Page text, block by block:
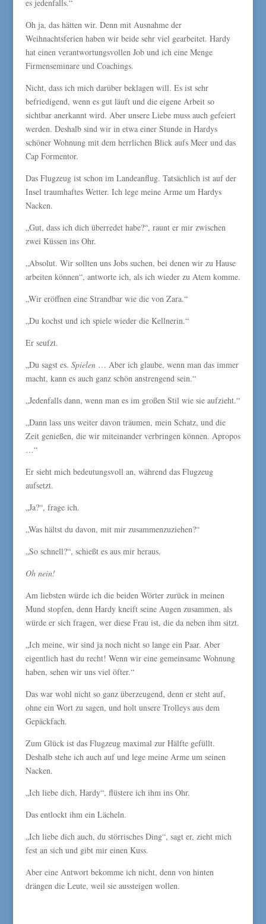
es jedenfalls.“
Oh ja, das hätten wir. Denn mit Ausnahme der
Weihnachtsferien haben wir beide sehr viel gearbeitet. Hardy
hat einen verantwortungsvollen Job und ich eine Menge
Firmenseminare und Coachings.
Nicht, dass ich mich darüber beklagen will. Es ist sehr
befriedigend, wenn es gut läuft und die eigene Arbeit so
sichtbar anerkannt wird. Aber unsere Liebe muss auch gefeiert
werden. Deshalb sind wir in etwa einer Stunde in Hardys
schöner Wohnung mit dem herrlichen Blick aufs Meer und das
Cap Formentor.
Das Flugzeug ist schon im Landeanflug. Tatsächlich ist auf der
Insel traumhaftes Wetter. Ich lege meine Arme um Hardys
Nacken.
„Gut, dass ich dich überredet habe?“, raunt er mir zwischen
zwei Küssen ins Ohr.
„Absolut. Wir sollten uns Jobs suchen, bei denen wir zu Hause
arbeiten können“, antworte ich, als ich wieder zu Atem komme.
„Wir eröffnen eine Strandbar wie die von Zara.“
„Du kochst und ich spiele wieder die Kellnerin.“
Er seufzt.
„Du sagst es. Spielen… Aber ich glaube, wenn man das immer
macht, kann es auch ganz schön anstrengend sein.“
„Jedenfalls dann, wenn man es im großen Stil wie sie aufzieht.“
„Dann lass uns weiter davon träumen, mein Schatz, und die
Zeit genießen, die wir miteinander verbringen können. Apropos
…“
Er sieht mich bedeutungsvoll an, während das Flugzeug
aufsetzt.
„Ja?“, frage ich.
„Was hältst du davon, mit mir zusammenzuziehen?“
„So schnell?“, schießt es aus mir heraus.
Oh nein!
Am liebsten würde ich die beiden Wörter zurück in meinen
Mund stopfen, denn Hardy kneift seine Augen zusammen, als
würde er sich fragen, wer diese Frau ist, die da neben ihm sitzt.
„Ich meine, wir sind ja noch nicht so lange ein Paar. Aber
eigentlich hast du recht! Wenn wir eine gemeinsame Wohnung
haben, sehen wir uns viel öfter.“
Das war wohl nicht so ganz überzeugend, denn er steht auf,
ohne ein Wort zu sagen, und holt unsere Trolleys aus dem
Gepäckfach.
Zum Glück ist das Flugzeug maximal zur Hälfte gefüllt.
Deshalb stehe ich auch auf und lege meine Arme um seinen
Nacken.
„Ich liebe dich, Hardy“, flüstere ich ihm ins Ohr.
Das entlockt ihm ein Lächeln.
„Ich liebe dich auch, du störrisches Ding“, sagt er, zieht mich
fest an sich und gibt mir einen Kuss.
Aber eine Antwort bekomme ich nicht, denn von hinten
drängen die Leute, weil sie aussteigen wollen.